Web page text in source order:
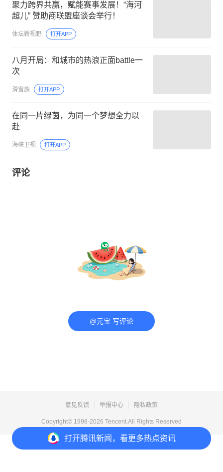
打开腾讯新闻，看更多热点资讯
聚力跨界共赢，赋能赛事发展！“海河
超儿” 赞助商联盟座谈会举行！
体坛新视野 打开APP
八月开局：和城市的热浪正面battle一
次
滑雪族 打开APP
在同一片绿茵，为同一个梦想全力以
赴
海峡卫视 打开APP
评论
@元宝 写评论
意见反馈 举报中心 隐私政策
Copyright© 1998-2026 Tencent.All Rights Reserved